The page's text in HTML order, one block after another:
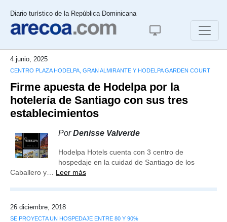
Diario turístico de la República Dominicana
4 junio, 2025
CENTRO PLAZA HODELPA, GRAN ALMIRANTE Y HODELPA GARDEN COURT
Firme apuesta de Hodelpa por la
hotelería de Santiago con sus tres
establecimientos
PorDenisse Valverde
Hodelpa Hotels cuenta con 3 centro de
hospedaje en la cuidad de Santiago de los
Caballero y… Leer más
26 diciembre, 2018
SE PROYECTA UN HOSPEDAJE ENTRE 80 Y 90%